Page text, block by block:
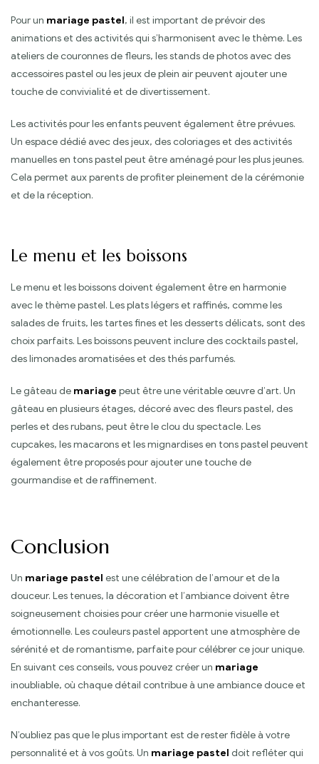
Pour un mariage pastel, il est important de prévoir des
animations et des activités qui s’harmonisent avec le thème. Les
ateliers de couronnes de fleurs, les stands de photos avec des
accessoires pastel ou les jeux de plein air peuvent ajouter une
touche de convivialité et de divertissement.
Les activités pour les enfants peuvent également être prévues.
Un espace dédié avec des jeux, des coloriages et des activités
manuelles en tons pastel peut être aménagé pour les plus jeunes.
Cela permet aux parents de profiter pleinement de la cérémonie
et de la réception.
Le menu et les boissons
Le menu et les boissons doivent également être en harmonie
avec le thème pastel. Les plats légers et raffinés, comme les
salades de fruits, les tartes fines et les desserts délicats, sont des
choix parfaits. Les boissons peuvent inclure des cocktails pastel,
des limonades aromatisées et des thés parfumés.
Le gâteau de mariage peut être une véritable œuvre d’art. Un
gâteau en plusieurs étages, décoré avec des fleurs pastel, des
perles et des rubans, peut être le clou du spectacle. Les
cupcakes, les macarons et les mignardises en tons pastel peuvent
également être proposés pour ajouter une touche de
gourmandise et de raffinement.
Conclusion
Un mariage pastel est une célébration de l’amour et de la
douceur. Les tenues, la décoration et l’ambiance doivent être
soigneusement choisies pour créer une harmonie visuelle et
émotionnelle. Les couleurs pastel apportent une atmosphère de
sérénité et de romantisme, parfaite pour célébrer ce jour unique.
En suivant ces conseils, vous pouvez créer un mariage
inoubliable, où chaque détail contribue à une ambiance douce et
enchanteresse.
N’oubliez pas que le plus important est de rester fidèle à votre
personnalité et à vos goûts. Un mariage pastel doit refléter qui